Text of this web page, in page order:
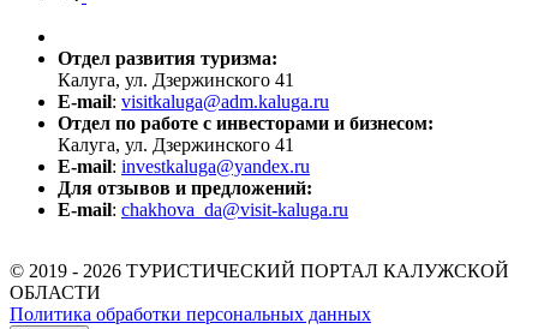
Отдел развития туризма:
Калуга, ул. Дзержинского 41
E-mail: visitkaluga@adm.kaluga.ru
Отдел по работе с инвесторами и бизнесом:
Калуга, ул. Дзержинского 41
E-mail: investkaluga@yandex.ru
Для отзывов и предложений:
E-mail: chakhova_da@visit-kaluga.ru
© 2019 - 2026 ТУРИСТИЧЕСКИЙ ПОРТАЛ КАЛУЖСКОЙ
ОБЛАСТИ
Политика обработки персональных данных